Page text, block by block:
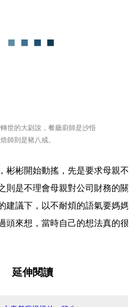
世的大尉說，餐廳廚師是沙悟
師則是豬八戒。
彬彬開始動搖，先是要求母親不
則是不理會母親對公司財務的關
建議下，以不耐煩的語氣要媽媽
頭來想，當時自己的想法真的很
延伸閱讀